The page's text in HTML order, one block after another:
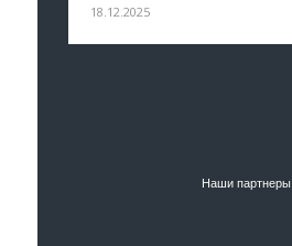
18.12.2025
Наши партнеры